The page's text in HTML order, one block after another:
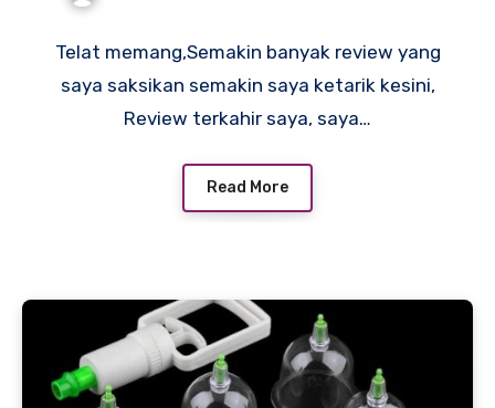
Telat memang,Semakin banyak review yang
saya saksikan semakin saya ketarik kesini,
Review terkahir saya, saya…
Read More